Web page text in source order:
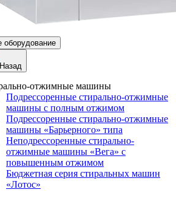
оборудование
Назад
отжимные машины
Подрессоренные стирально-отжимные
машины с полным отжимом
Подрессоренные стирально-отжимные
машины «Барьерного» типа
Неподрессоренные стирально-
отжимные машины «Вега» с
повышенным отжимом
Бюджетная серия стиральных машин
«Лотос»